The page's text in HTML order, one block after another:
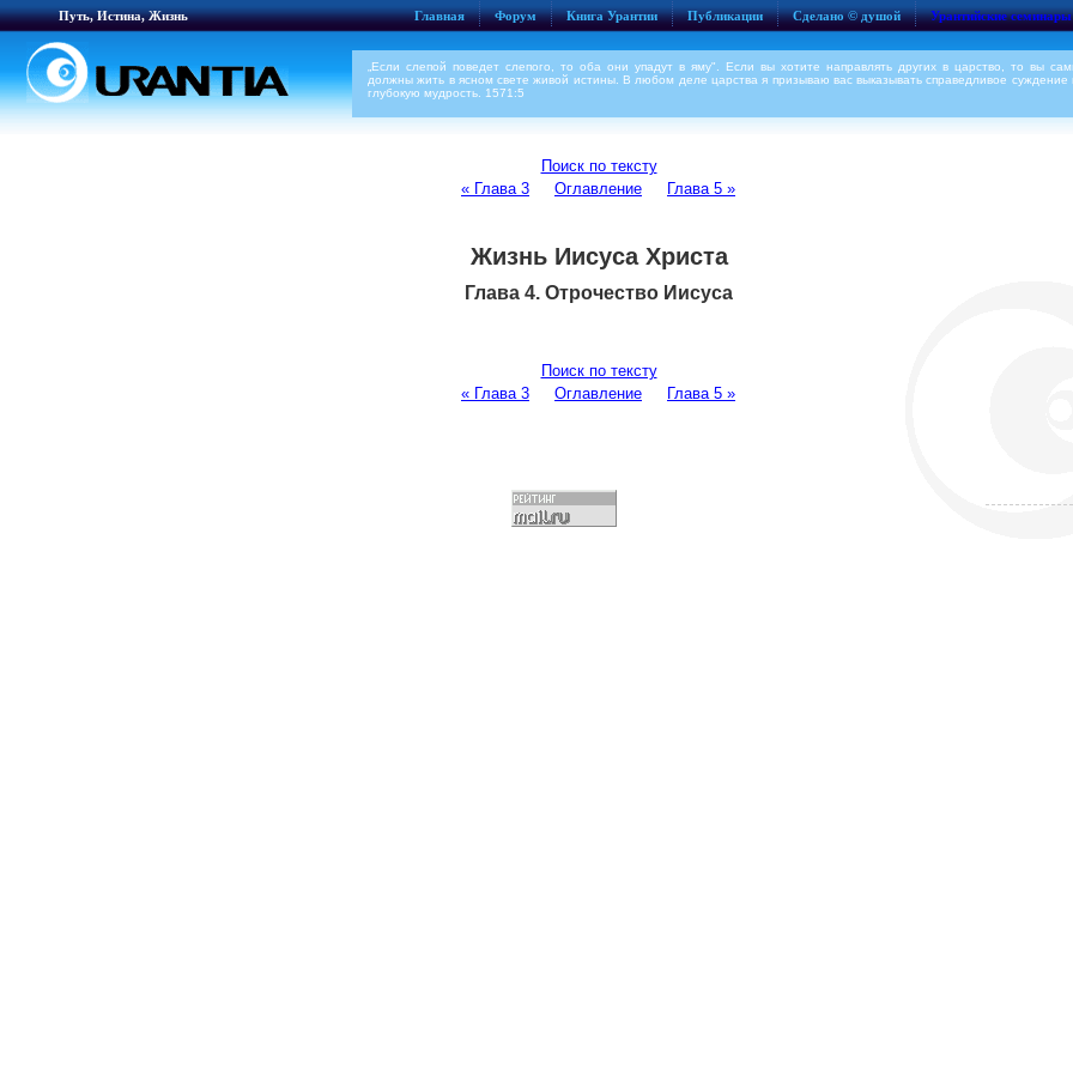
Путь, Истина, Жизнь Главная Форум Книга Урантии Публикации Сделано © душой Урантийские семинары
„Если слепой поведет слепого, то оба они упадут в яму". Если вы хотите направлять других в царство, то вы
должны жить в ясном свете живой истины. В любом деле царства я призываю вас выказывать справедливое суждение
глубокую мудрость. 1571:5
Поиск по тексту
« Глава 3
Оглавление Глава 5 »
Жизнь Иисуса Христа
Глава 4. Отрочество Иисуса
Поиск по тексту
« Глава 3
Оглавление Глава 5 »